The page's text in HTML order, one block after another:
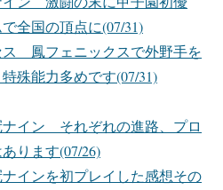
全国の頂点に(07/31)
ス 鳳フェニックスで外野手を
殊能力多めです(07/31)
イン それぞれの進路、プロ
ります(07/26)
インを初プレイした感想その